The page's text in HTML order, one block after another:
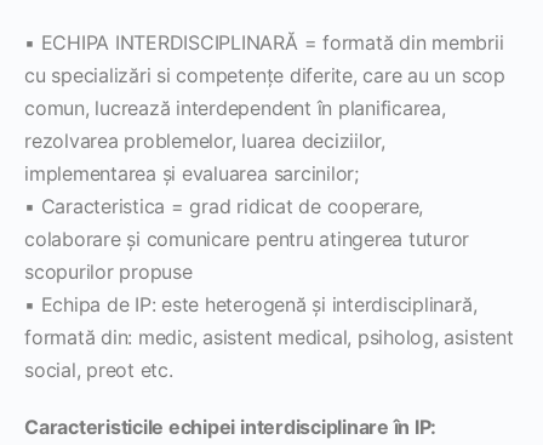
▪ ECHIPA INTERDISCIPLINARĂ = formată din membrii
cu specializări si competenţe diferite, care au un scop
comun, lucrează interdependent în planificarea,
rezolvarea problemelor, luarea deciziilor,
implementarea şi evaluarea sarcinilor;
▪ Caracteristica = grad ridicat de cooperare,
colaborare şi comunicare pentru atingerea tuturor
scopurilor propuse
▪ Echipa de IP: este heterogenă şi interdisciplinară,
formată din: medic, asistent medical, psiholog, asistent
social, preot etc.
Caracteristicile echipei interdisciplinare în IP: